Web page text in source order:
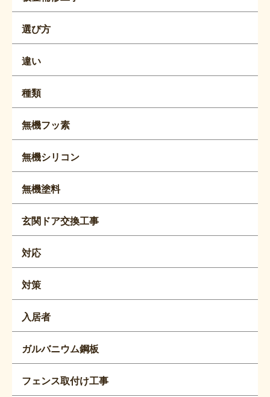
選び方
違い
種類
無機フッ素
無機シリコン
無機塗料
玄関ドア交換工事
対応
対策
入居者
ガルバニウム鋼板
フェンス取付け工事